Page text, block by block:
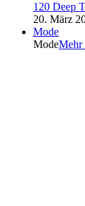
120 Deep
20. März
Mode
ModeMehr